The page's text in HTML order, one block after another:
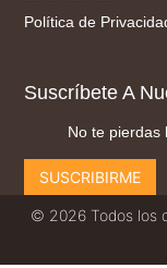
Política de
Suscríbete A
No te pierdas
SUSCRIBIRME
© 2026 Todos los